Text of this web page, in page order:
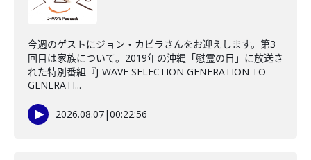
今週のゲストにジョン・カビラさんをお迎えします。第3
回目は家族について。2019年の沖縄「慰霊の日」に放送さ
れた特別番組『J-WAVE SELECTION GENERATION TO
GENERATI...
2026.08.07|00:22:56